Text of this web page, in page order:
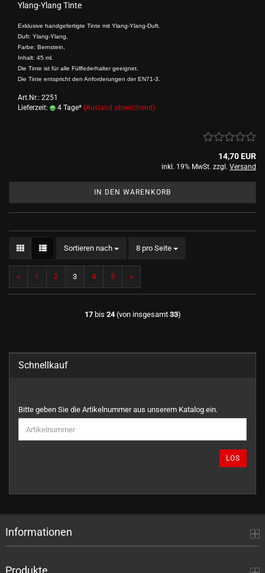
Ylang-Ylang Tinte
Exklusive handgefertigte Tinte mit Ylang-Ylang-Duft.
Duft: Ylang-Ylang,
Farbe: Bernstein,
Inhalt: 45 ml.
Die Tinte ist für alle Füllfederhalter geeignet.
Die Tinte entspricht den Anforderungen der EN71-3.
Art.Nr.: 2251
Lieferzeit:
4 Tage* (Ausland abweichend)
14,70 EUR
inkl. 19% MwSt. zzgl. Versand
IN DEN WARENKORB
Sortieren nach
Sortieren nach 8 pro Seite
pro Seite
« 1 2 3 4 5 »
17bis 24(von insgesamt 33)
Schnellkauf
BITTE
GEBEN
SIE
DIE
EIN.
Bitte geben Sie die Artikelnummer aus unserem Katalog ein.
LOS
Informationen
Produkte